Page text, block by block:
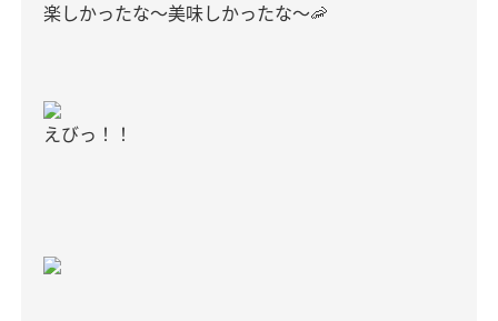
楽しかったな〜美味しかったな〜🦐
えびっ！！